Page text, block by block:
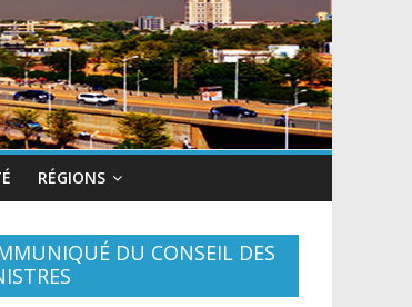
RÉGIONS
DU CONSEIL DES